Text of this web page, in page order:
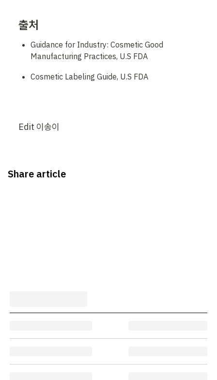
출처
Guidance for Industry: Cosmetic Good
Manufacturing Practices, U.S FDA
Cosmetic Labeling Guide, U.S FDA
Edit 이송이
Share article